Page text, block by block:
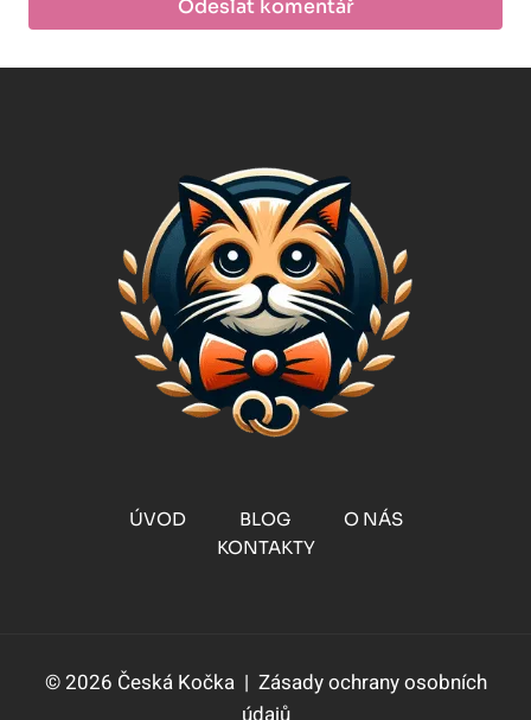
ÚVOD BLOG
O NÁS
KONTAKTY
© 2026 Česká Kočka | Zásady ochrany osobních